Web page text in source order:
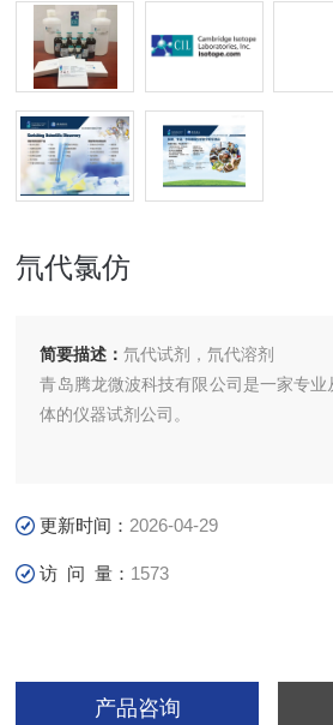
氘代氯仿
简要描述：氘代试剂，氘代溶剂
青岛腾龙微波科技有限公司是一家专
体的仪器试剂公司。
更新时间： 2026-04-29
访 问 量： 1573
产品咨询